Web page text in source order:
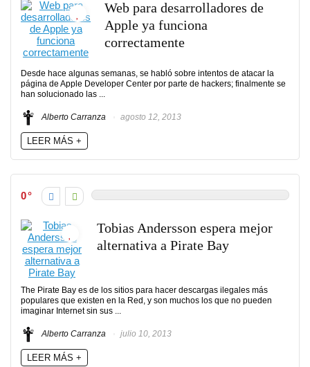
Web para desarrolladores de
Apple ya funciona
correctamente
Desde hace algunas semanas, se habló sobre intentos de atacar la
página de Apple Developer Center por parte de hackers; finalmente se
han solucionado las ...
Alberto Carranza agosto 12, 2013
LEER MÁS +
0
Tobias Andersson espera mejor
alternativa a Pirate Bay
The Pirate Bay es de los sitios para hacer descargas ilegales más
populares que existen en la Red, y son muchos los que no pueden
imaginar Internet sin sus ...
Alberto Carranza julio 10, 2013
LEER MÁS +